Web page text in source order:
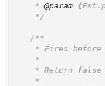
* @param
*/
/**
* Fires before
*
* Return false
*